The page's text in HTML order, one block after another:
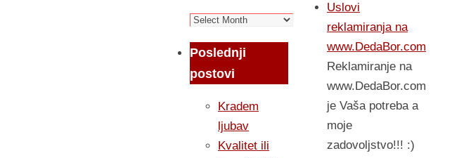
Arhiva
Poslednji
postovi
Kradem
ljubav
Kvalitet ili
Uslovi
reklamiranja na
www.DedaBor.com
Reklamiranje na
www.DedaBor.com
je Vaša potreba a
moje
zadovoljstvo!!! :)